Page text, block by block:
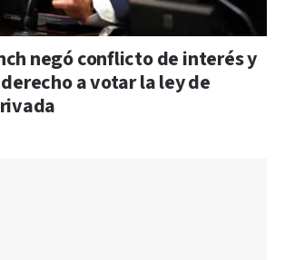
negó conflicto de interés y
a votar la ley de